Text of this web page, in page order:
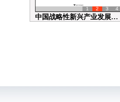
研究中心系列讲座No.20195...
浙江大学区域经济开放与发展
中国战略性新兴产业发展：机制、...
1 2 3 4